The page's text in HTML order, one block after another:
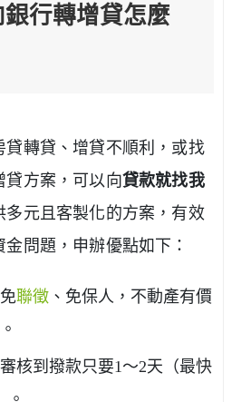
行轉增貸怎麼
貸轉貸、增貸不順利，或找
貸方案，可以向貸款就找我
多元且客製化的方案，有效
問題，申辦優點如下：
聯徵 、免保人，不動產有價
核到撥款只要1～2天（最快